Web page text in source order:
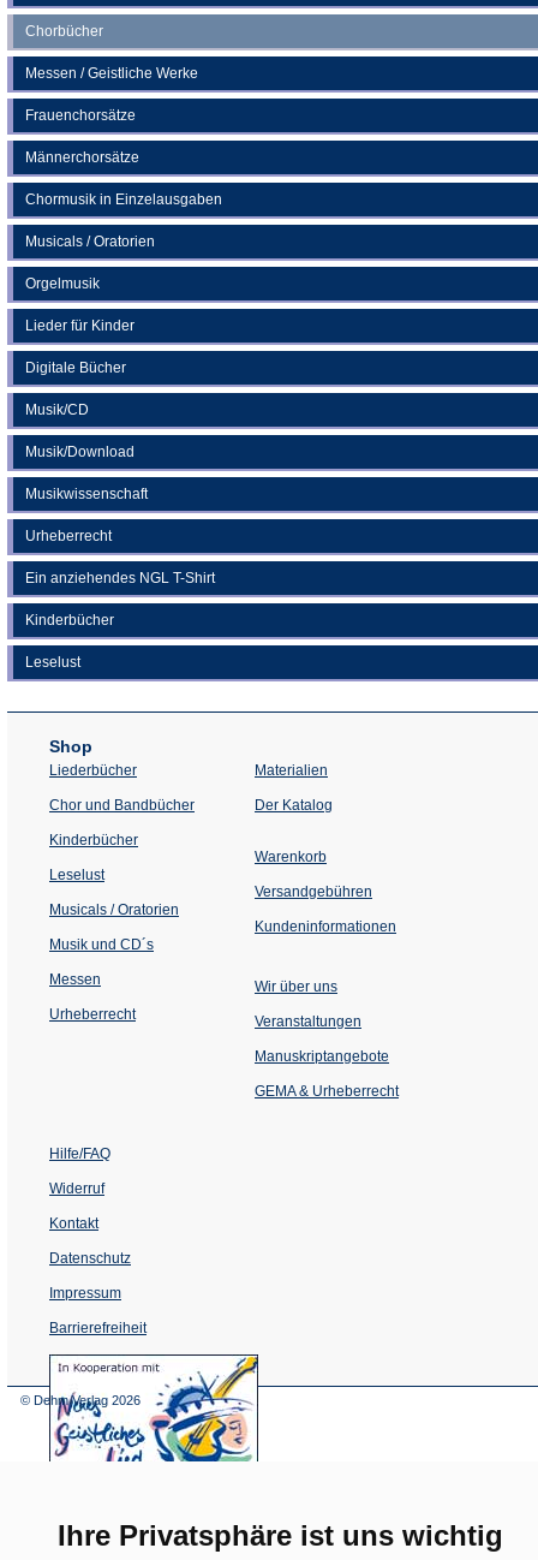
Ihre Privatsphäre ist uns wichtig
Chorbücher
Messen / Geistliche Werke
Frauenchorsätze
Männerchorsätze
Chormusik in Einzelausgaben
Musicals / Oratorien
Orgelmusik
Lieder für Kinder
Digitale Bücher
Musik/CD
Musik/Download
Musikwissenschaft
Urheberrecht
Ein anziehendes NGL T-Shirt
Kinderbücher
Leselust
Shop
Liederbücher
Chor und Bandbücher
Kinderbücher
Leselust
Musicals / Oratorien
Musik und CD´s
Messen
Urheberrecht
Materialien
Der Katalog
Warenkorb
Versandgebühren
Kundeninformationen
Wir über uns
Veranstaltungen
einem
Tab)
Manuskriptangebote
GEMA & Urheberrecht
Hilfe/FAQ
Widerruf
Kontakt
Datenschutz
Impressum
Barrierefreiheit
(Öffnet
in
© Dehm Verlag 2026